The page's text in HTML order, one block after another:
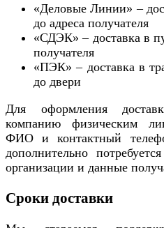
«Деловые Линии» –
до адреса получателя
«СДЭК» – доставка в
получателя
«ПЭК» – доставка в
до двери
Для оформления
компанию физическим
ФИО и контактный
дополнительно
организации и данные
Сроки доставки